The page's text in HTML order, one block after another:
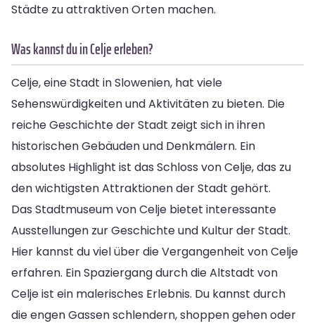
Städte zu attraktiven Orten machen.
Was kannst du in Celje erleben?
Celje, eine Stadt in Slowenien, hat viele
Sehenswürdigkeiten und Aktivitäten zu bieten. Die
reiche Geschichte der Stadt zeigt sich in ihren
historischen Gebäuden und Denkmälern. Ein
absolutes Highlight ist das Schloss von Celje, das zu
den wichtigsten Attraktionen der Stadt gehört.
Das Stadtmuseum von Celje bietet interessante
Ausstellungen zur Geschichte und Kultur der Stadt.
Hier kannst du viel über die Vergangenheit von Celje
erfahren. Ein Spaziergang durch die Altstadt von
Celje ist ein malerisches Erlebnis. Du kannst durch
die engen Gassen schlendern, shoppen gehen oder